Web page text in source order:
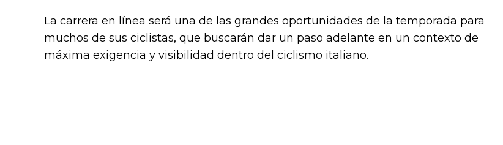
La carrera en línea será una de las grandes oportunidades de la temporada para
muchos de sus ciclistas, que buscarán dar un paso adelante en un contexto de
máxima exigencia y visibilidad dentro del ciclismo italiano.